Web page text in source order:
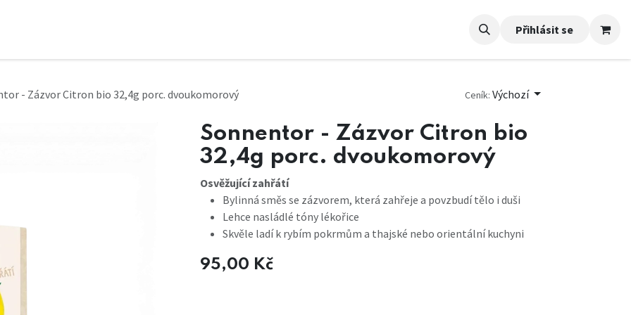
Přihlásit se
- Zázvor Citron bio 32,4g porc. dvoukomorový Ceník: Výchozí
Sonnentor - Zázvor Citron bio
32,4g porc. dvoukomorový
Osvěžující zahřátí
Bylinná směs se zázvorem, která zahřeje a povzbudí tělo i duši
Lehce nasládlé tóny lékořice
Skvěle ladí k rybím pokrmům a thajské nebo orientální kuchyni
95,00 Kč